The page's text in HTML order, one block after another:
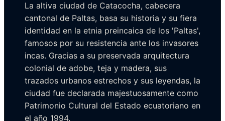
La altiva ciudad de Catacocha, cabecera
cantonal de Paltas, basa su historia y su fiera
identidad en la etnia preincaica de los 'Paltas',
famosos por su resistencia ante los invasores
incas. Gracias a su preservada arquitectura
colonial de adobe, teja y madera, sus
trazados urbanos estrechos y sus leyendas, la
ciudad fue declarada majestuosamente como
Patrimonio Cultural del Estado ecuatoriano en
el año 1994.